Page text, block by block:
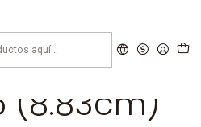
(8.83cm)